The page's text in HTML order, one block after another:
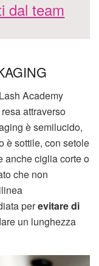
dal team
Academy
resa attraverso
è semilucido,
è sottile, con setole
anche ciglia corte o
che non
perevitare di
un lunghezza